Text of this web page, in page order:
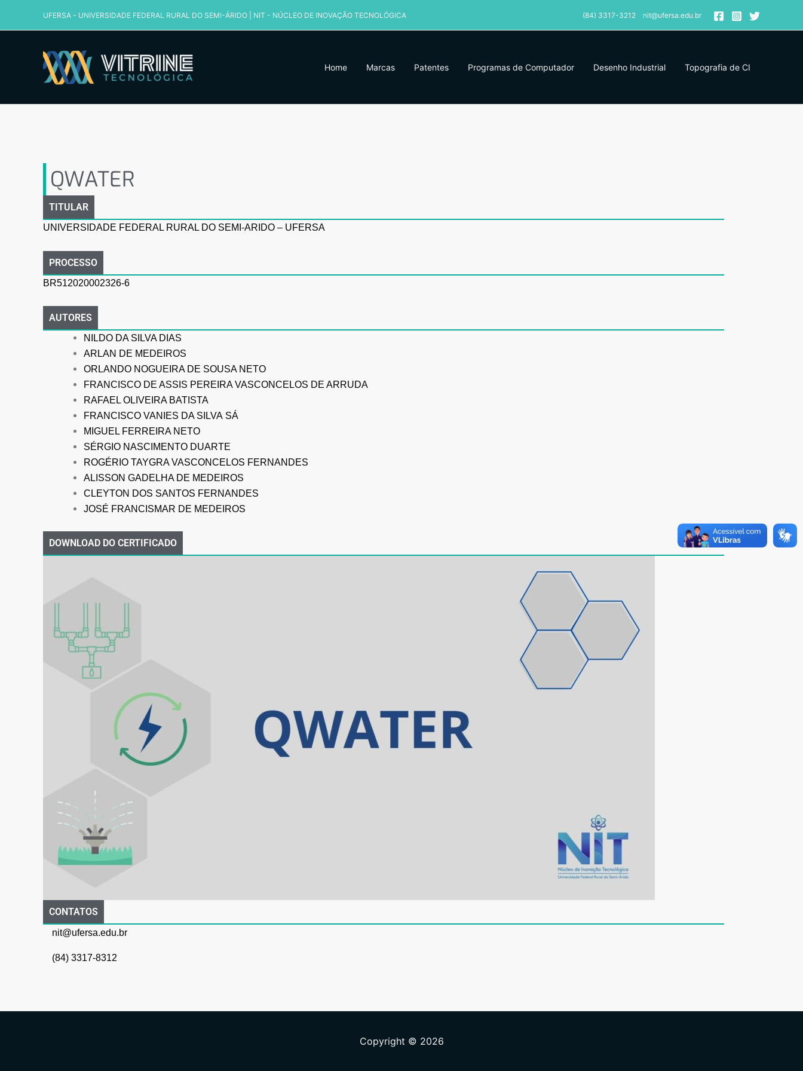
UFERSA - UNIVERSIDADE FEDERAL RURAL DO SEMI-ÁRIDO NIT - NÚCLEO DE INOVAÇÃO TECNOLÓGICA (84) 3317-3212 nit@ufersa.edu.br
Home Marcas Patentes Programas de Computador Desenho Industrial Topografia de CI
QWATER
TITULAR
UNIVERSIDADE FEDERAL RURAL DO SEMI-ARIDO – UFERSA
PROCESSO
BR512020002326-6
AUTORES
NILDO DA SILVA DIAS
ARLAN DE MEDEIROS
ORLANDO NOGUEIRA DE SOUSA NETO
FRANCISCO DE ASSIS PEREIRA VASCONCELOS DE ARRUDA
RAFAEL OLIVEIRA BATISTA
FRANCISCO VANIES DA SILVA SÁ
MIGUEL FERREIRA NETO
SÉRGIO NASCIMENTO DUARTE
ROGÉRIO TAYGRA VASCONCELOS FERNANDES
ALISSON GADELHA DE MEDEIROS
CLEYTON DOS SANTOS FERNANDES
JOSÉ FRANCISMAR DE MEDEIROS
DOWNLOAD DO CERTIFICADO
CONTATOS
nit@ufersa.edu.br
(84) 3317-8312
Copyright © 2026